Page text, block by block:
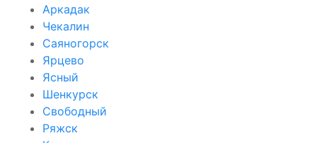
Аркадак
Чекалин
Саяногорск
Ярцево
Ясный
Шенкурск
Свободный
Ряжск